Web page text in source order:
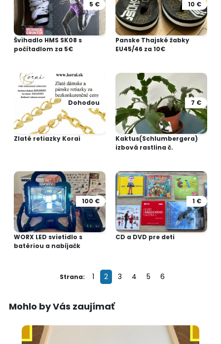
5 €
Švihadlo HMS SK08 s
počítadlom za 5€
10 €
Panske Thajské žabky
EU45/46 za 10€
Dohodou
Zlaté retiazky Korai
7 €
Kaktus(Schlumbergera)
izbová rastlina č.
100 €
WORX LED svietidlo s
batériou a nabíjačk
1 €
CD a DVD pre deti
Strana: 1 2 3 4 5 6
Mohlo by Vás zaujímať